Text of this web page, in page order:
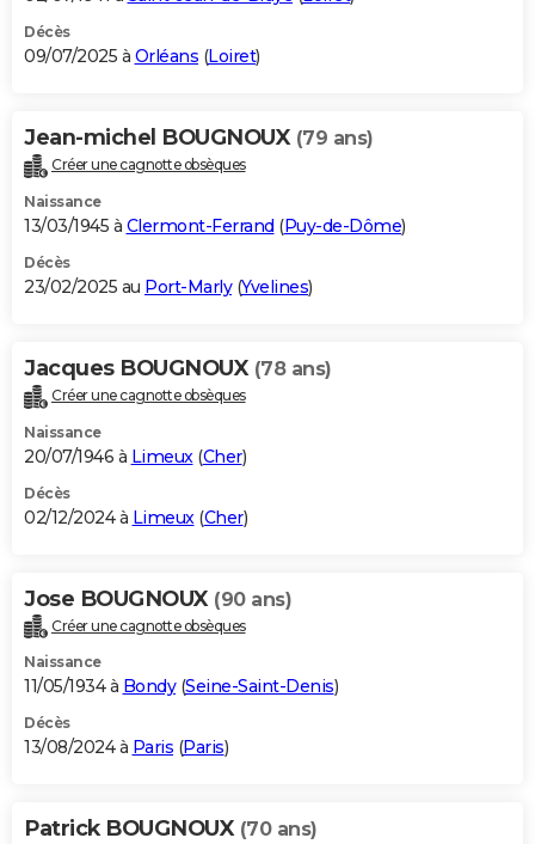
S'inscrire
Se connecter
Lycées
Collèges
Primaires
Universités
Entreprises
Service militaire
Avis de recherche
AVIS DE DÉCÈS
Bricolage
Lifestyle
Culture
Sport
Auto
Television
Voyage
Cinema
Décès
09/07/2025 à Orléans (Loiret)
Jean-michel BOUGNOUX (79 ans)
Créer une cagnotte obsèques
Naissance
13/03/1945 à Clermont-Ferrand (Puy-de-Dôme)
Décès
23/02/2025 au Port-Marly(Yvelines)
Jacques BOUGNOUX (78 ans)
Créer une cagnotte obsèques
Naissance
20/07/1946 à Limeux (Cher)
Décès
02/12/2024 à Limeux (Cher)
Jose BOUGNOUX (90 ans)
Créer une cagnotte obsèques
Naissance
11/05/1934 à Bondy(Seine-Saint-Denis)
Décès
13/08/2024 à Paris (Paris)
Patrick BOUGNOUX (70 ans)